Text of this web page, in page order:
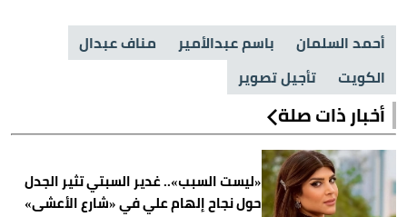
أحمد السلمان باسم عبدالأمير
مناف عبدال
الكويت
تأجيل تصوير
أخبار ذات صلة
«ليست السبب».. غدير السبتي تثير الجدل
حول نجاح إلهام علي في «شارع الأعشى»